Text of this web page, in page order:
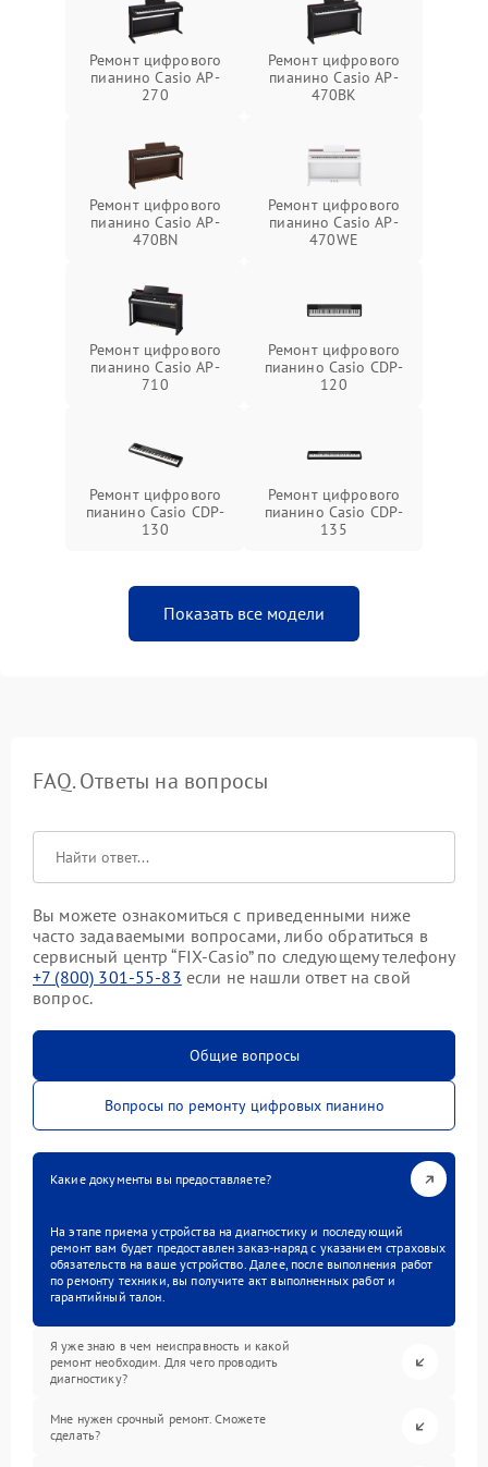
Ремонт цифрового
пианино Casio AP-
270
Ремонт цифрового
пианино Casio AP-
470BK
Ремонт цифрового
пианино Casio AP-
470BN
Ремонт цифрового
пианино Casio AP-
470WE
Ремонт цифрового
пианино Casio AP-
710
Ремонт цифрового
пианино Casio CDP-
120
Ремонт цифрового
пианино Casio CDP-
130
Ремонт цифрового
пианино Casio CDP-
135
Показать все модели
FAQ. Ответы на вопросы
Вы можете ознакомиться с приведенными ниже
часто задаваемыми вопросами, либо обратиться в
сервисный центр “FIX-Casio” по следующему телефону
+7 (800) 301-55-83 если не нашли ответ на свой
вопрос.
Общие вопросы
Вопросы по ремонту цифровых пианино
Какие документы вы предоставляете?
На этапе приема устройства на диагностику и последующий
ремонт вам будет предоставлен заказ-наряд с указанием страховых
обязательств на ваше устройство. Далее, после выполнения работ
по ремонту техники, вы получите акт выполненных работ и
гарантийный талон.
Я уже знаю в чем неисправность и какой
ремонт необходим. Для чего проводить
диагностику?
Мне нужен срочный ремонт. Сможете
сделать?